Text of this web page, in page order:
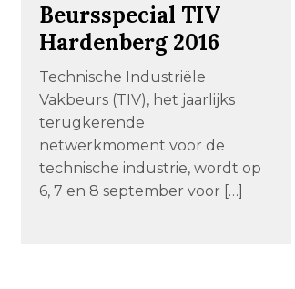
Beursspecial TIV
Hardenberg 2016
Technische Industriële
Vakbeurs (TIV), het jaarlijks
terugkerende
netwerkmoment voor de
technische industrie, wordt op
6, 7 en 8 september voor […]